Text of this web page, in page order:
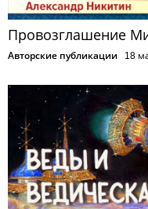
Провозглашение
Авторские публикации 18